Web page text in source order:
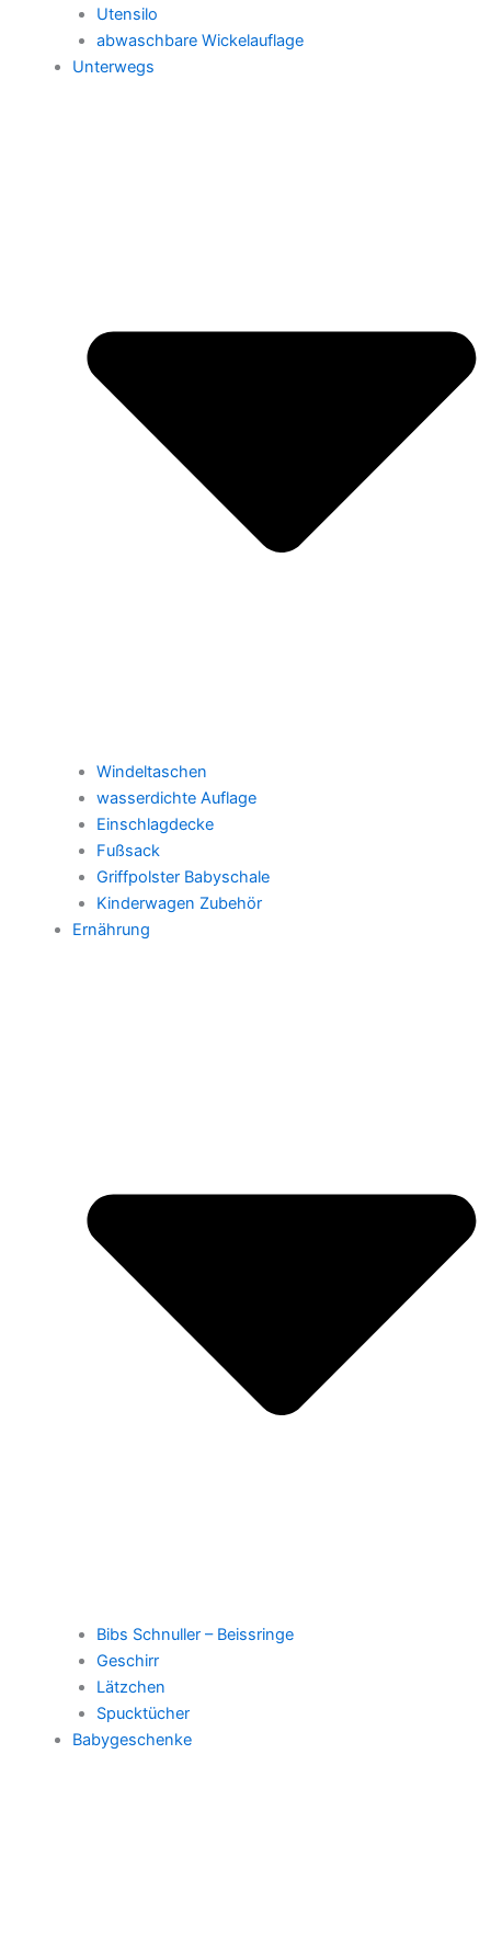
Utensilo
abwaschbare Wickelauflage
Unterwegs
Windeltaschen
wasserdichte Auflage
Einschlagdecke
Fußsack
Griffpolster Babyschale
Kinderwagen Zubehör
Ernährung
Bibs Schnuller – Beissringe
Geschirr
Lätzchen
Spucktücher
Babygeschenke